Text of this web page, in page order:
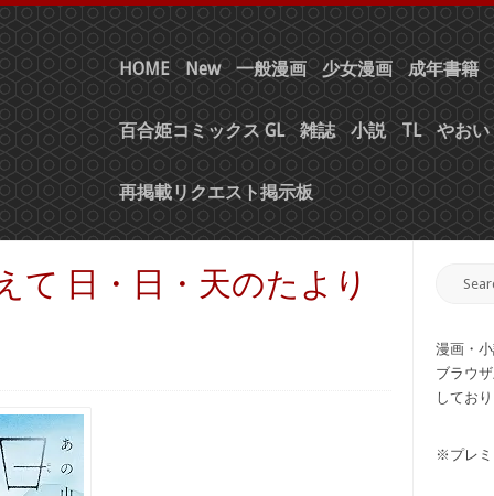
HOME New 一般漫画 少女漫画 成年書籍
百合姫コミックス GL 雑誌 小説 TL やおい
再掲載リクエスト掲示板
て 日・日・天のたより
漫画・
ブラウ
してお
※プレミ